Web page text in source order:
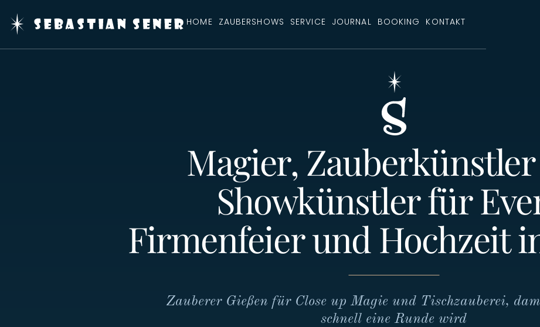
HOME ZAUBERSHOWS SERVICE JOURNAL BOOKING KONTAKT
Magier,
Showkünstler für
Firmenfeier und Hochzeit
Zauberer Gießen für Close up Magie und Tischzauberei,
schnell eine Runde wird